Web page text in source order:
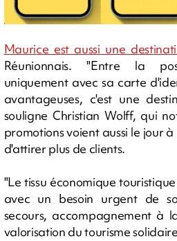
Maurice est aussi une
Réunionnais. "Entre la
uniquement avec sa carte
avantageuses, c'est une
souligne Christian Wolff, qui
promotions voient aussi le jour
d'attirer plus de clients.
"Le tissu économique
avec un besoin urgent de
secours, accompagnement à
valorisation du tourisme